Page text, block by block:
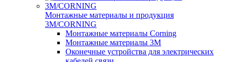
Монтажные материалы и продукция
3M/CORNING
Монтажные материалы Corning
Монтажные материалы 3M
Оконечные устройства для электрических